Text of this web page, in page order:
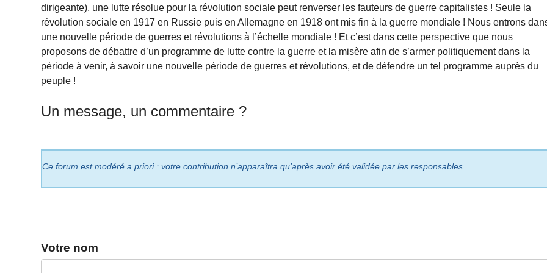
dirigeante), une lutte résolue pour la révolution sociale peut renverser les fauteurs de guerre capitalistes ! Seule la
révolution sociale en 1917 en Russie puis en Allemagne en 1918 ont mis fin à la guerre mondiale ! Nous entrons
une nouvelle période de guerres et révolutions à l’échelle mondiale ! Et c’est dans cette perspective que nous
proposons de débattre d’un programme de lutte contre la guerre et la misère afin de s’armer politiquement dans la
période à venir, à savoir une nouvelle période de guerres et révolutions, et de défendre un tel programme auprès du
peuple !
Un message, un commentaire ?
Ce forum est modéré a priori : votre contribution n’apparaîtra qu’après avoir été validée par les responsables.
Votre nom